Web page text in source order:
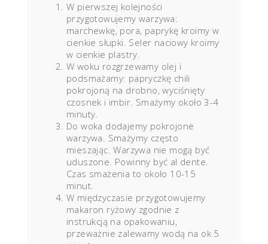
W pierwszej kolejności
przygotowujemy warzywa:
marchewkę, pora, paprykę kroimy w
cienkie słupki. Seler naciowy kroimy
w cienkie plastry.
W woku rozgrzewamy olej i
podsmażamy: papryczkę chili
pokrojoną na drobno, wyciśnięty
czosnek i imbir. Smażymy około 3-4
minuty.
Do woka dodajemy pokrojone
warzywa. Smażymy często
mieszając. Warzywa nie mogą być
uduszone. Powinny być al dente.
Czas smażenia to około 10-15
minut.
W międzyczasie przygotowujemy
makaron ryżowy zgodnie z
instrukcją na opakowaniu,
przeważnie zalewamy wodą na ok 5